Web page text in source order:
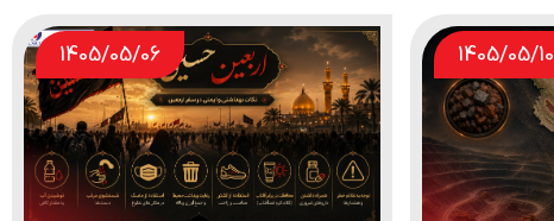
1405/05/06
1405/05/04